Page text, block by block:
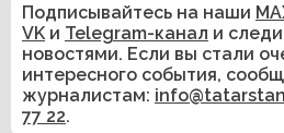
Подписывайтесь на наши
VK и Telegram-канал и
новостями. Если вы стали
интересного события,
журналистам:
77 22.